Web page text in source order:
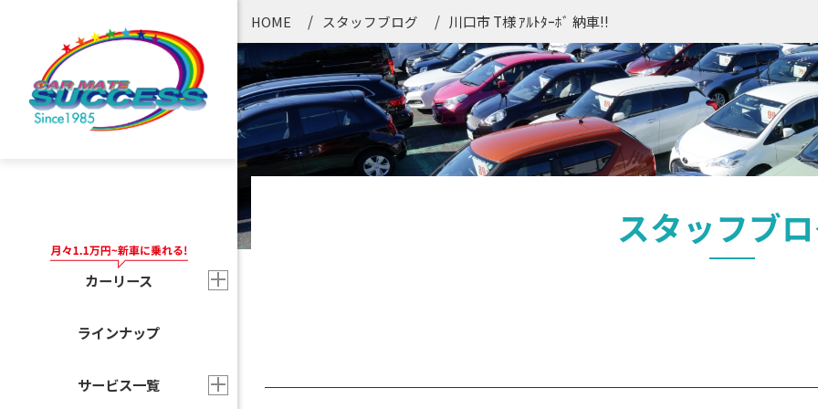
カーリース
ラインナップ
サービス一覧
HOME スタッフブログ 川口市 T様 ｱﾙﾄﾀｰﾎﾞ 納車!!
スタッフブ